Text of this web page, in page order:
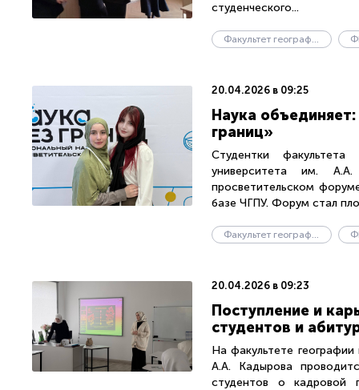
студенческого...
Факультет географии и геоэкологии
20.04.2026 в 09:25
Наука
границ»
Студентки факультета
университета им.
просветительском
базе ЧГПУ. Форум стал
Факультет географии и геоэкологии
20.04.2026 в 09:23
Поступление и
студентов и
На факультете географии
А.А. Кадырова
студентов о кадровой